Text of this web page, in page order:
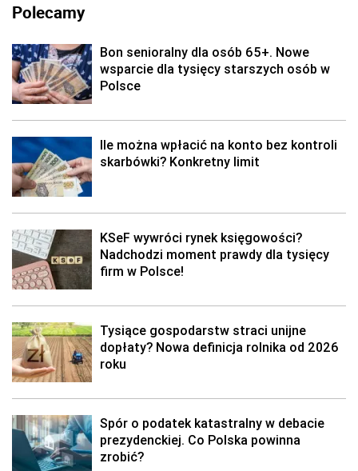
Polecamy
Bon senioralny dla osób 65+. Nowe
wsparcie dla tysięcy starszych osób w
Polsce
Ile można wpłacić na konto bez kontroli
skarbówki? Konkretny limit
KSeF wywróci rynek księgowości?
Nadchodzi moment prawdy dla tysięcy
firm w Polsce!
Tysiące gospodarstw straci unijne
dopłaty? Nowa definicja rolnika od 2026
roku
Spór o podatek katastralny w debacie
prezydenckiej. Co Polska powinna
zrobić?